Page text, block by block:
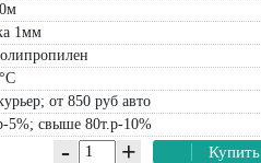
1мм
от 850 руб авто
5%; свыше 80т.р-10%
- + Купить